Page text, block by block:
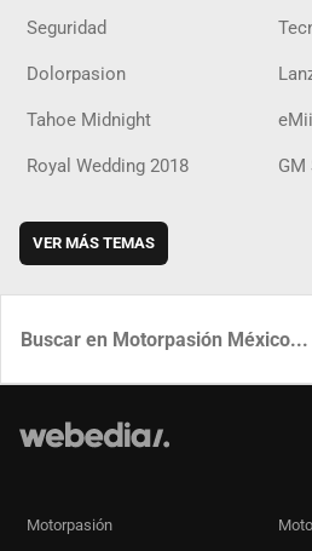
Seguridad
Dolorpasion
Tahoe Midnight eMii
Royal Wedding 2018 GM
VER MÁS TEMAS
Motorpasión